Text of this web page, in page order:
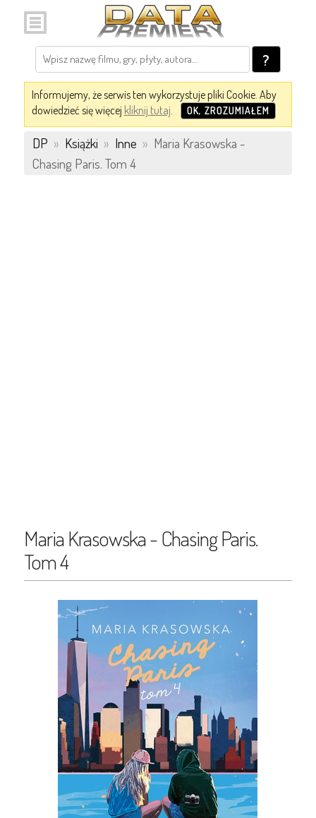
?
Informujemy, że serwis ten wykorzystuje pliki Cookie. Aby
dowiedzieć się więcej kliknij tutaj. OK, ZROZUMIAŁEM
DP » Książki » Inne » Maria Krasowska -
Chasing Paris. Tom 4
Maria Krasowska - Chasing Paris.
Tom 4